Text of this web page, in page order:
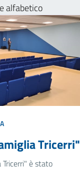
alfabetico
Tricerri"
Tricerri" è stato